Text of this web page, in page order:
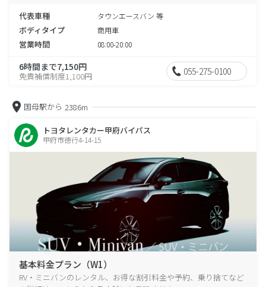
代表車種 タウンエースバン 等
ボディタイプ 商用車
営業時間 08:00-20:00
6時間まで7,150円
免責補償制度1,100円 055-275-0100
国母駅から 2386m
トヨタレンタカー甲府バイパス
甲府市徳行4-14-15
基本料金プラン（W1）
RV・ミニバンのレンタル、お得な割引料金や予約、乗り捨てなど